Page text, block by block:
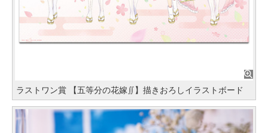
ラストワン賞 【五等分の花嫁∬】描きおろしイラストボード